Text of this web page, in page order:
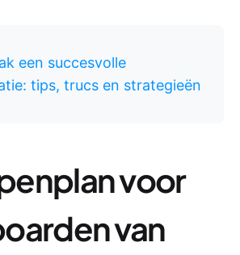
een succesvolle
tips, trucs en strategieën
voor
van